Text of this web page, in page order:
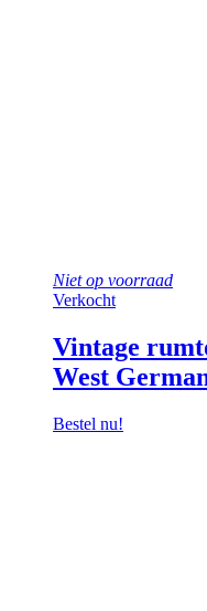
Niet op voorraad
Verkocht
Vintage
West
Bestel nu!